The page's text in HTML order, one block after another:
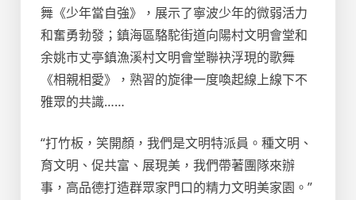
舞《少年當自強》，展示了寧波少年的微弱活力
和奮勇勃發；鎮海區駱駝街道向陽村文明會堂和
余姚市丈亭鎮漁溪村文明會堂聯袂浮現的歌舞
《相親相愛》，熟習的旋律一度喚起線上線下不
雅眾的共識……
“打竹板，笑開顏，我們是文明特派員。種文明、
育文明、促共富、展現美，我們帶著團隊來辦
事，高品德打造群眾家門口的精力文明美家園。”